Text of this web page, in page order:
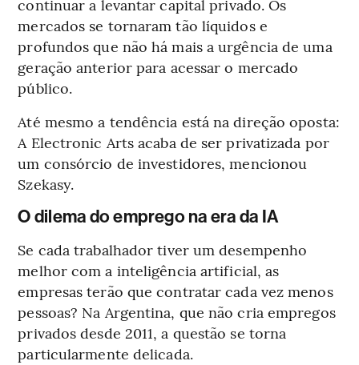
continuar a levantar capital privado. Os
mercados se tornaram tão líquidos e
profundos que não há mais a urgência de uma
geração anterior para acessar o mercado
público.
Até mesmo a tendência está na direção oposta:
A Electronic Arts acaba de ser privatizada por
um consórcio de investidores, mencionou
Szekasy.
O dilema do emprego na era da IA
Se cada trabalhador tiver um desempenho
melhor com a inteligência artificial, as
empresas terão que contratar cada vez menos
pessoas? Na Argentina, que não cria empregos
privados desde 2011, a questão se torna
particularmente delicada.